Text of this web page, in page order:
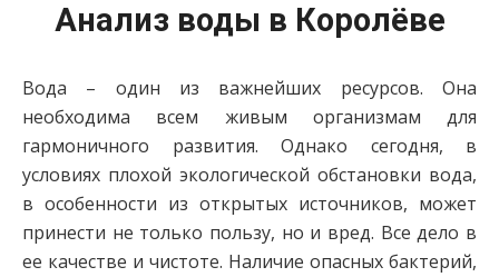
Анализ воды в Королёве
Вода – один из важнейших ресурсов. Она
необходима всем живым организмам для
гармоничного развития. Однако сегодня, в
условиях плохой экологической обстановки вода,
в особенности из открытых источников, может
принести не только пользу, но и вред. Все дело в
ее качестве и чистоте. Наличие опасных бактерий,